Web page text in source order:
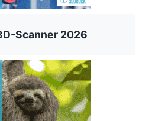
Scanner 2026